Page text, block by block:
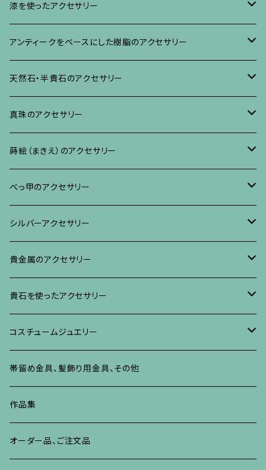
イヤリング・ピアス
ネックレス、その他
ブローチ
イヤリング、ピアス
ネックレス、ペンダント
ブレスレット、バングル、その他
漆を使ったアクセサリー
ブローチ
イヤリング・ピアス
ネックレス・ペンダント
リング
ブレスレット・バングル、その他
アンティークをベースにした樹脂のアクセサリー
ブローチ
イヤリング・ピアス
ネックレス、ペンダント
ブレスレット、その他
天然石・半貴石のアクセサリー
ブローチ
イヤリング・ピアス
ネックレス、ペンダント
リング
ブレスレット、その他
真珠のアクセサリー
ブローチ
イヤリング・ピアス
ネックレス、ペンダント
リング
ブレスレット、その他
蒔絵（まきえ）のアクセサリー
べっ甲に蒔絵のアクセサリー
ブローチ
イヤリング・ピアス
真珠に蒔絵のアクセサリー
ブローチ
イヤリング、ピアス
水晶に蒔絵のアクセサリー
ブローチ
イヤリング、ピアス
朴の木やポプラに蒔絵のアクセサリー
ブローチ
イヤリング・ピアス
その他の蒔絵のアクセサリー
べっ甲のアクセサリー
ブローチ
イヤリング、ピアス
ネックレス、ペンダント
リング
ブレスレット、バングル、その他
シルバーアクセサリー
ブローチ
イヤリング、ピアス
ネックレス、ペンダント
リング
ブレスレット、バングル、その他
貴金属のアクセサリー
ブローチ
イヤリング、ピアス
ネックレス、ペンダント
ブレスレット、その他
リング
貴石を使ったアクセサリー
ブローチ
イヤリング、ピアス
ネックレス、ペンダント
リング
コスチュームジュエリー
ブローチ
イヤリング、ピアス
ネックレス、ペンダント
帯留め金具、髪飾り用金具、その他
作品集
オーダー品、ご注文品